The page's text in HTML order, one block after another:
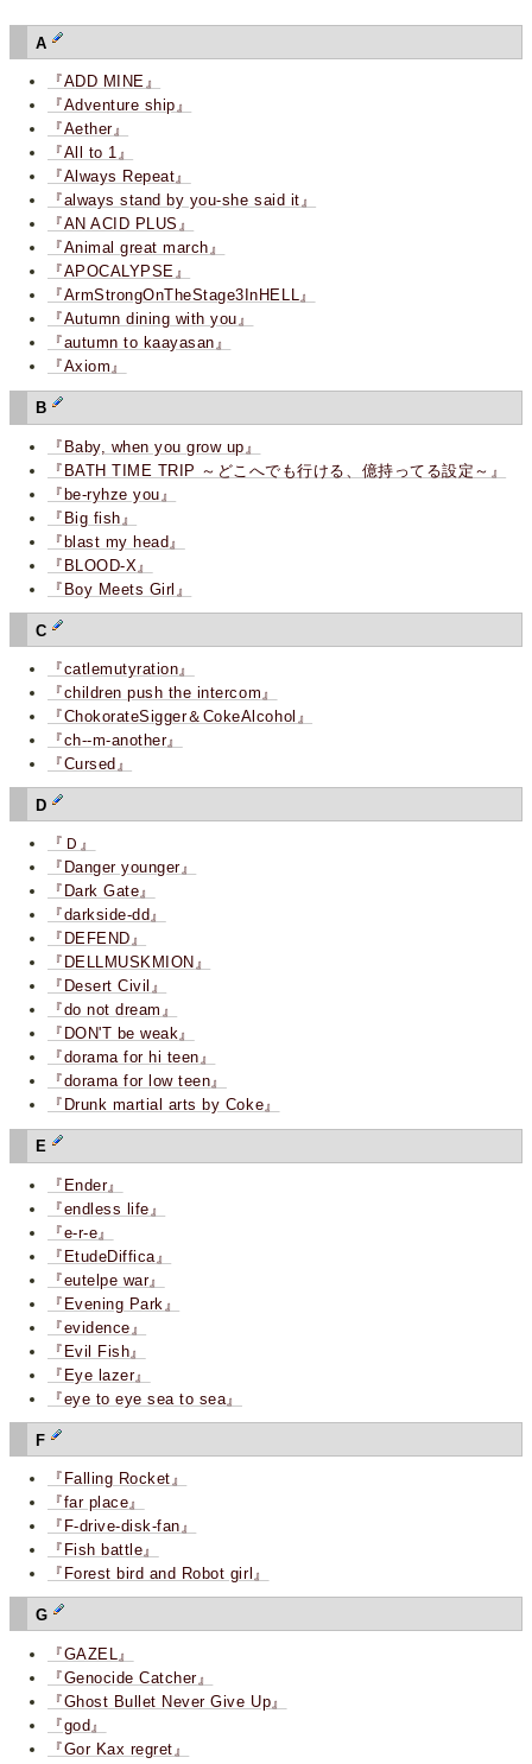
A
『ADD MINE』
『Adventure ship』
『Aether』
『All to 1』
『Always Repeat』
『always stand by you-she said it』
『AN ACID PLUS』
『Animal great march』
『APOCALYPSE』
『ArmStrongOnTheStage3InHELL』
『Autumn dining with you』
『autumn to kaayasan』
『Axiom』
B
『Baby, when you grow up』
『BATH TIME TRIP ～どこへでも行ける、億持ってる設定～』
『be-ryhze you』
『Big fish』
『blast my head』
『BLOOD-X』
『Boy Meets Girl』
C
『catlemutyration』
『children push the intercom』
『ChokorateSigger＆CokeAlcohol』
『ch--m-another』
『Cursed』
D
『Ｄ』
『Danger younger』
『Dark Gate』
『darkside-dd』
『DEFEND』
『DELLMUSKMION』
『Desert Civil』
『do not dream』
『DON'T be weak』
『dorama for hi teen』
『dorama for low teen』
『Drunk martial arts by Coke』
E
『Ender』
『endless life』
『e-r-e』
『EtudeDiffica』
『eutelpe war』
『Evening Park』
『evidence』
『Evil Fish』
『Eye lazer』
『eye to eye sea to sea』
F
『Falling Rocket』
『far place』
『F-drive-disk-fan』
『Fish battle』
『Forest bird and Robot girl』
G
『GAZEL』
『Genocide Catcher』
『Ghost Bullet Never Give Up』
『god』
『Gor Kax regret』